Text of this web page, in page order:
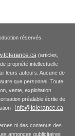
réservés.
(articles,
propriété intellectuelle
leurs auteurs. Aucune de
que personnel. Toute
vente, exploitation
préalable écrite de
: info@tolerance.ca
ni des contenus des
annonces publicitaires